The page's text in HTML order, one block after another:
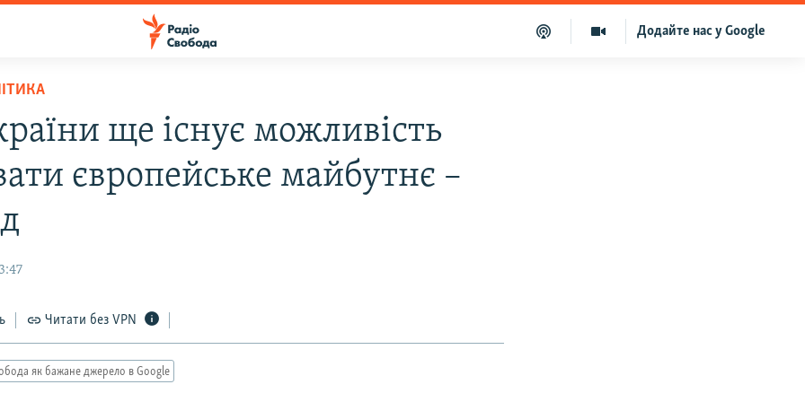
Додайте нас у Google
ще існує можливість
європейське майбутнє –
Читати без VPN
як бажане джерело в Google